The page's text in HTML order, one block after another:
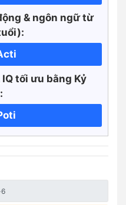
& ngôn ngữ từ
tối ưu bằng Kỷ